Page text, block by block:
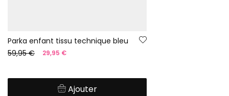
Parka enfant tissu technique bleu
59,95 €
29,95 €
Ajouter